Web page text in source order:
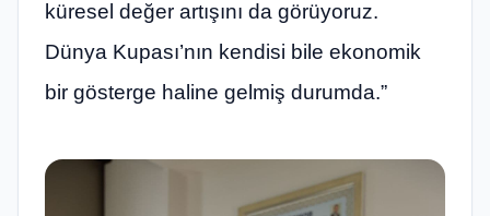
küresel değer artışını da görüyoruz.
Dünya Kupası’nın kendisi bile ekonomik
bir gösterge haline gelmiş durumda.”